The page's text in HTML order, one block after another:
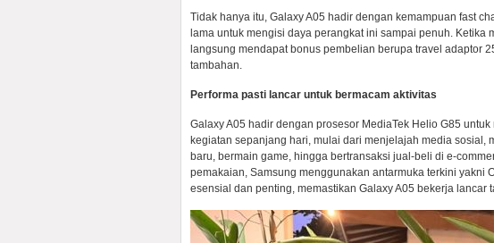
Tidak hanya itu, Galaxy A05 hadir dengan kemampuan fast
lama untuk mengisi daya perangkat ini sampai penuh. Ketika
langsung mendapat bonus pembelian berupa travel adaptor
tambahan.
Performa pasti lancar untuk bermacam aktivitas
Galaxy A05 hadir dengan prosesor MediaTek Helio G85
kegiatan sepanjang hari, mulai dari menjelajah media sosial,
baru, bermain game, hingga bertransaksi jual-beli di e-
pemakaian, Samsung menggunakan antarmuka terkini yakni
esensial dan penting, memastikan Galaxy A05 bekerja lancar